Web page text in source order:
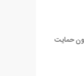
حمایت